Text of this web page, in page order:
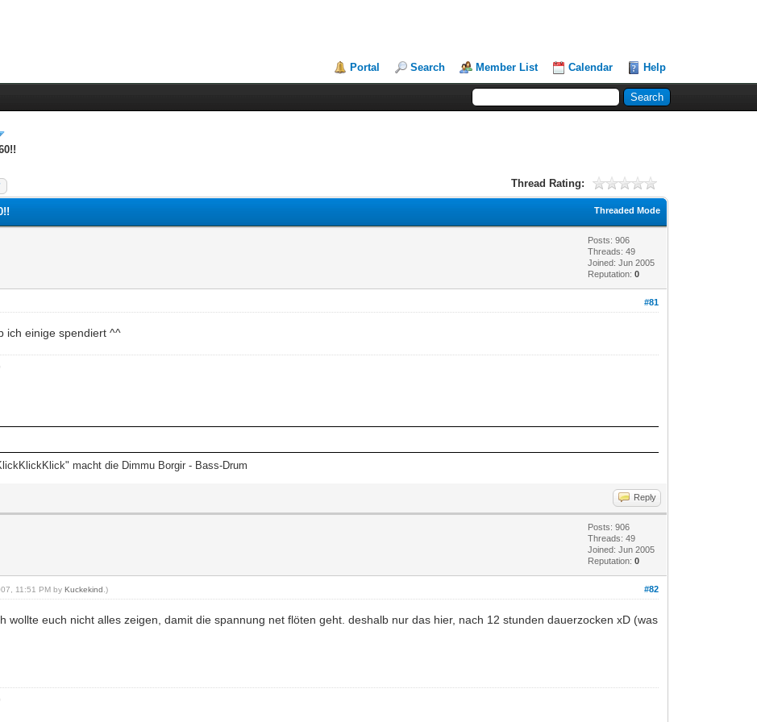
Portal Search Member List Calendar Help
Thread Rating:
Threaded Mode
Posts: 906
Threads: 49
Joined: Jun 2005
Reputation:0
#81
ich einige spendiert ^^
macht die Dimmu Borgir - Bass-Drum
Reply
Posts: 906
Threads: 49
Joined: Jun 2005
Reputation:0
#82
11:51 PM byKuckekind .)
wollte euch nicht alles zeigen, damit die spannung net flöten geht. deshalb nur das hier, nach 12 stunden dauerzocken xD (was